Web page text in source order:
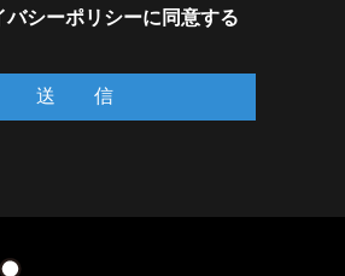
を適正に取り扱います。
バシーポリシーに同意する